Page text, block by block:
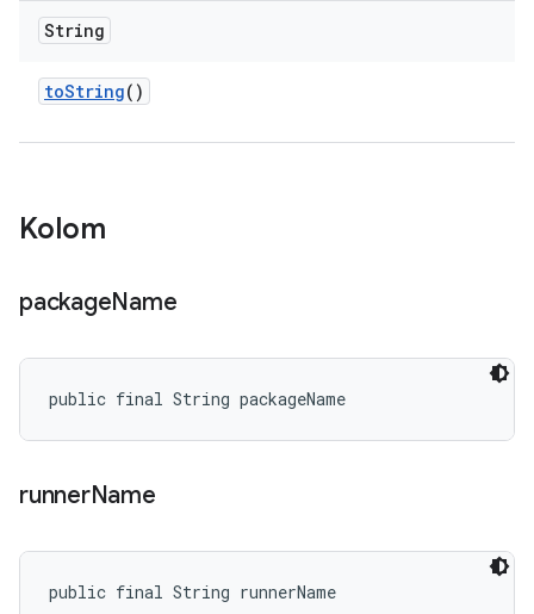
String
toString()
Kolom
packageName
public final String packageName
runnerName
public final String runnerName